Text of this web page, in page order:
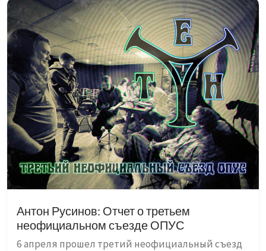
Антон Русинов: Отчет о третьем
неофициальном съезде ОПУС
6 апреля прошел третий неофициальный съезд